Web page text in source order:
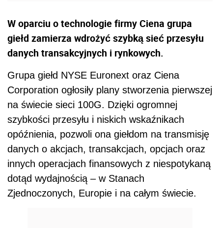
W oparciu o technologie firmy Ciena grupa
giełd zamierza wdrożyć szybką sieć przesyłu
danych transakcyjnych i rynkowych.
Grupa giełd NYSE Euronext oraz Ciena
Corporation ogłosiły plany stworzenia pierwszej
na świecie sieci 100G. Dzięki ogromnej
szybkości przesyłu i niskich wskaźnikach
opóźnienia, pozwoli ona giełdom na transmisję
danych o akcjach, transakcjach, opcjach oraz
innych operacjach finansowych z niespotykaną
dotąd wydajnością – w Stanach
Zjednoczonych, Europie i na całym świecie.